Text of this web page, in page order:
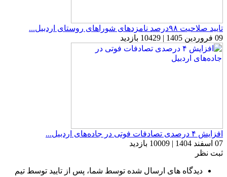
تایید صلاحیت ۹۸درصد نامزدهای شوراهای روستای اردبیل...
09 فروردین 1405 | 10429 بازدید
افزایش ۴ درصدی تصادفات فوتی در جاده‌های اردبیل...
07 اسفند 1404 | 10009 بازدید
ثبت نظر
دیدگاه های ارسال شده توسط شما، پس از تایید توسط تیم